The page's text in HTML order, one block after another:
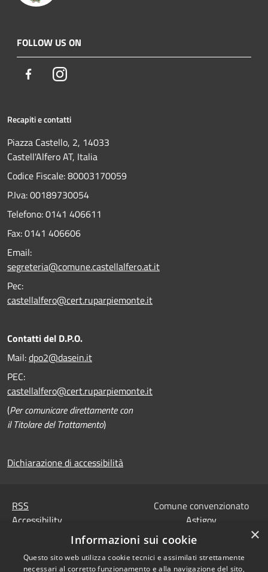
FOLLOW US ON
FacebookInstagram
Recapiti e contatti
Piazza Castello, 2, 14033
Castell'Alfero AT, Italia
Codice Fiscale: 80003170059
P.Iva: 00189730054
Telefono:0141 406611
Fax:0141 406606
Email:
segreteria@comune.castellalfero.at.it
Pec:
castellalfero@cert.ruparpiemonte.it
Contatti del D.P.O.
Mail:dpo2@dasein.it
PEC:
castellalfero@cert.ruparpiemonte.it
(Per comunicare direttamente con
il Titolare del Trattamento)
Dichiarazione di accessibilità
RSS
Accessibility
Sitemap
Comune convenzionato
Astigov
Progetto|Convenzione
Adesioni
×
Informazioni sui cookie
Questo sito web utilizza cookie tecnici e assimilati strettamente
necessari al corretto funzionamento e alla navigazione del sito,